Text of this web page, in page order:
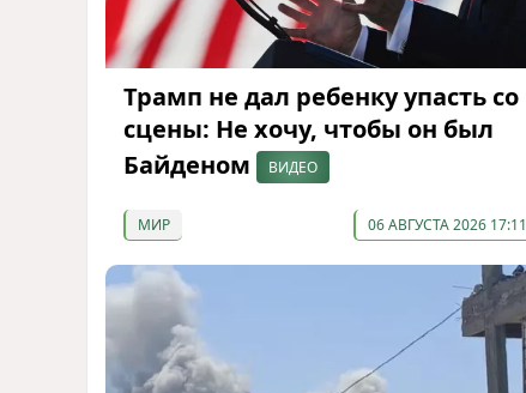
Трамп не дал ребенку упасть со
сцены: Не хочу, чтобы он был
Байденом
ВИДЕО
МИР 06 АВГУСТА 2026 17:11